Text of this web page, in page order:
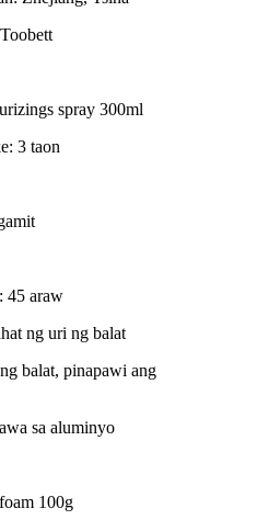
spray 300ml
3 taon
45 araw
ng uri ng balat
balat, pinapawi ang
sa aluminyo